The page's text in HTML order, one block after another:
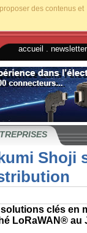
des contenus et
accueil newsletter
Shoji
clés en
LoRaWAN® au